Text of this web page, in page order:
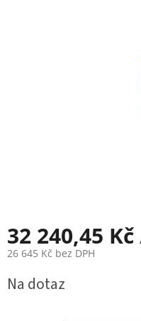
32 240,45 Kč
26 645 Kč bez DPH
cena:
Na dotaz